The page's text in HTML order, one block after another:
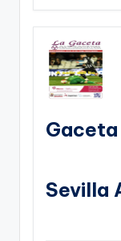
Sevilla